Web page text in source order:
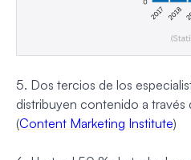
5. Dos tercios de los
distribuyen contenido a
(Content Marketing Institute)